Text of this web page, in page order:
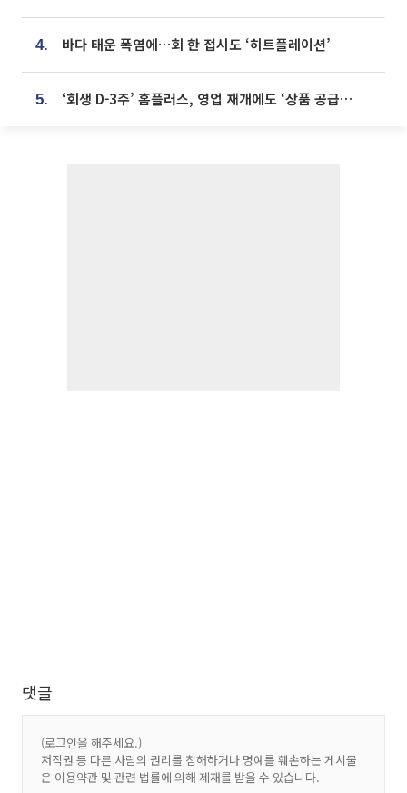
4. 바다 태운 폭염에…회 한 접시도 ‘히트플레이션’
5. ‘회생 D-3주’ 홈플러스, 영업 재개에도 ‘상품 공급망’ 복구가 생존 관건
댓글